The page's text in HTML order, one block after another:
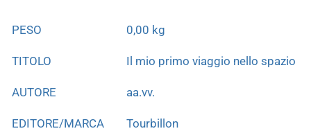
PESO 0,00 kg
TITOLO Il mio primo viaggio nello spazio
AUTORE aa.vv.
EDITORE/MARCA Tourbillon